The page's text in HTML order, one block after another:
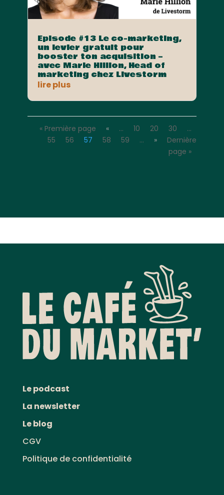
Episode #13 Le co-marketing,
un levier gratuit pour
booster ton acquisition –
avec Marie Hillion, Head of
marketing chez Livestorm
lire plus
« Première page « … 10 20 30
…
55
56 57 58 59 … »
Dernière
page »
Le podcast
La newsletter
Le blog
CGV
Politique de confidentialité